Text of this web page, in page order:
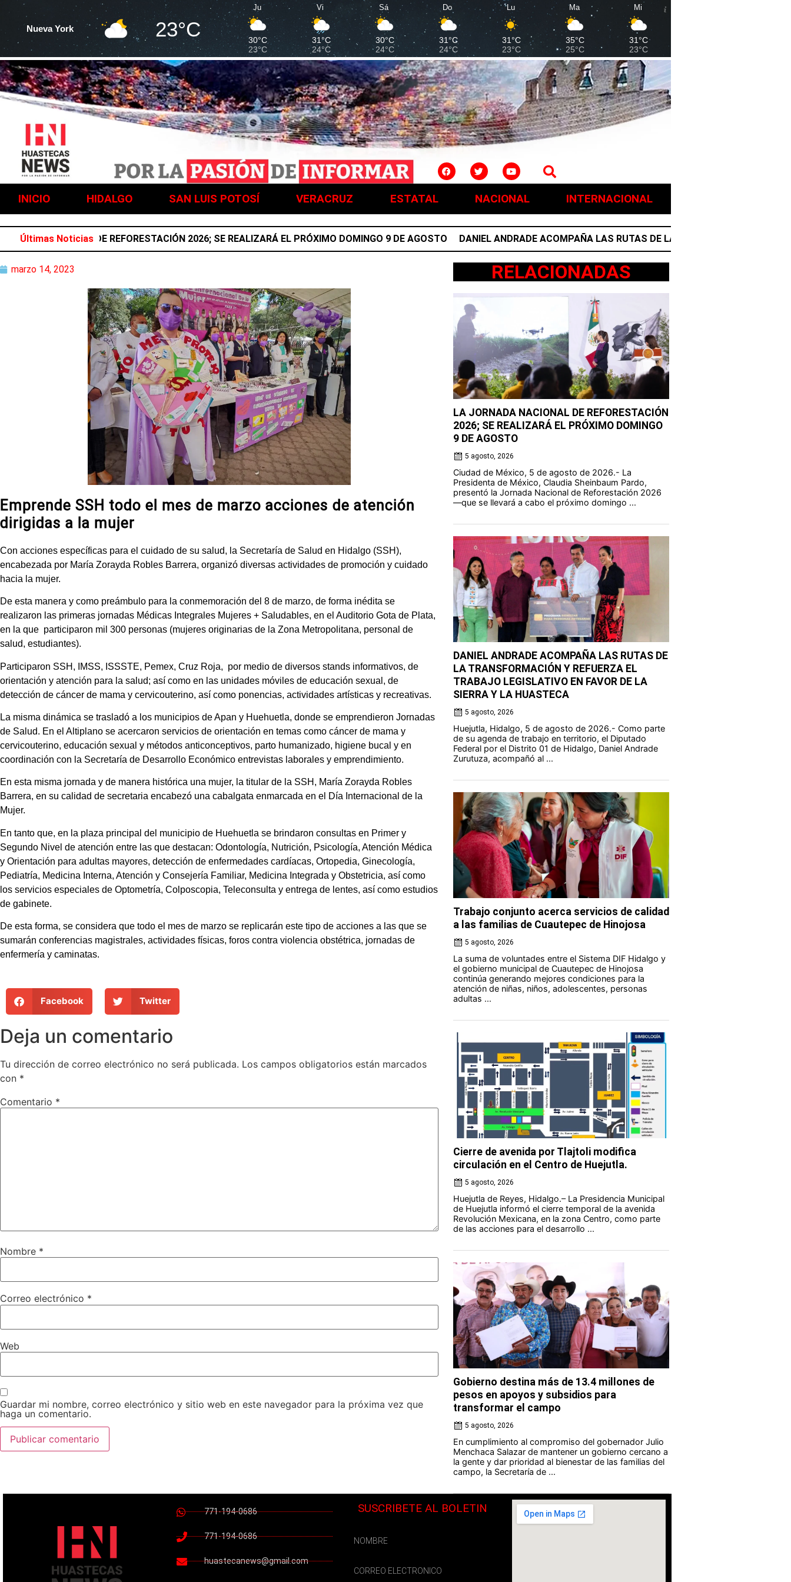
Nueva York 23°C
Ju
30°C
23°C
Vi
31°C
24°C
Sá
30°C
24°C
Do
31°C
24°C
Lu
31°C
23°C
Ma
35°C
25°C
Mi
31°C
23°C
INICIO HIDALGO SAN LUIS POTOSÍ VERACRUZ ESTATAL NACIONAL INTERNACIONAL
Últimas Noticias
NACIONAL DE REFORESTACIÓN 2026; SE REALIZARÁ EL PRÓXIMO DOMINGO 9 DE AGOSTO DANIEL ANDRADE ACOMPAÑA LAS RUTAS DE LA TRANSFORMACIÓN Y
marzo 14, 2023
Emprende SSH todo el mes de marzo acciones de atención
dirigidas a la mujer
Con acciones específicas para el cuidado de su salud, la Secretaría de Salud en Hidalgo (SSH),
encabezada por María Zorayda Robles Barrera, organizó diversas actividades de promoción y cuidado
hacia la mujer.
De esta manera y como preámbulo para la conmemoración del 8 de marzo, de forma inédita se
realizaron las primeras jornadas Médicas Integrales Mujeres + Saludables, en el Auditorio Gota de Plata,
en la que participaron mil 300 personas (mujeres originarias de la Zona Metropolitana, personal de
salud, estudiantes).
Participaron SSH, IMSS, ISSSTE, Pemex, Cruz Roja, por medio de diversos stands informativos, de
orientación y atención para la salud; así como en las unidades móviles de educación sexual, de
detección de cáncer de mama y cervicouterino, así como ponencias, actividades artísticas y recreativas.
La misma dinámica se trasladó a los municipios de Apan y Huehuetla, donde se emprendieron Jornadas
de Salud. En el Altiplano se acercaron servicios de orientación en temas como cáncer de mama y
cervicouterino, educación sexual y métodos anticonceptivos, parto humanizado, higiene bucal y en
coordinación con la Secretaría de Desarrollo Económico entrevistas laborales y emprendimiento.
En esta misma jornada y de manera histórica una mujer, la titular de la SSH, María Zorayda Robles
Barrera, en su calidad de secretaria encabezó una cabalgata enmarcada en el Día Internacional de la
Mujer.
En tanto que, en la plaza principal del municipio de Huehuetla se brindaron consultas en Primer y
Segundo Nivel de atención entre las que destacan: Odontología, Nutrición, Psicología, Atención Médica
y Orientación para adultas mayores, detección de enfermedades cardíacas, Ortopedia, Ginecología,
Pediatría, Medicina Interna, Atención y Consejería Familiar, Medicina Integrada y Obstetricia, así como
los servicios especiales de Optometría, Colposcopia, Teleconsulta y entrega de lentes, así como estudios
de gabinete.
De esta forma, se considera que todo el mes de marzo se replicarán este tipo de acciones a las que se
sumarán conferencias magistrales, actividades físicas, foros contra violencia obstétrica, jornadas de
enfermería y caminatas.
Facebook Twitter
Deja un comentario
Tu dirección de correo electrónico no será publicada. Los campos obligatorios están marcados
con *
Comentario *
Nombre *
Correo electrónico *
Web
Guardar mi nombre, correo electrónico y sitio web en este navegador para la próxima vez que
haga un comentario.
RELACIONADAS
LA JORNADA NACIONAL DE REFORESTACIÓN
2026; SE REALIZARÁ EL PRÓXIMO DOMINGO
9 DE AGOSTO
5 agosto, 2026
Ciudad de México, 5 de agosto de 2026.- La
Presidenta de México, Claudia Sheinbaum Pardo,
presentó la Jornada Nacional de Reforestación 2026
—que se llevará a cabo el próximo domingo ...
DANIEL ANDRADE ACOMPAÑA LAS RUTAS DE
LA TRANSFORMACIÓN Y REFUERZA EL
TRABAJO LEGISLATIVO EN FAVOR DE LA
SIERRA Y LA HUASTECA
5 agosto, 2026
Huejutla, Hidalgo, 5 de agosto de 2026.- Como parte
de su agenda de trabajo en territorio, el Diputado
Federal por el Distrito 01 de Hidalgo, Daniel Andrade
Zurutuza, acompañó al ...
Trabajo conjunto acerca servicios de calidad
a las familias de Cuautepec de Hinojosa
5 agosto, 2026
La suma de voluntades entre el Sistema DIF Hidalgo y
el gobierno municipal de Cuautepec de Hinojosa
continúa generando mejores condiciones para la
atención de niñas, niños, adolescentes, personas
adultas ...
Cierre de avenida por Tlajtoli modifica
circulación en el Centro de Huejutla.
5 agosto, 2026
Huejutla de Reyes, Hidalgo.– La Presidencia Municipal
de Huejutla informó el cierre temporal de la avenida
Revolución Mexicana, en la zona Centro, como parte
de las acciones para el desarrollo ...
Gobierno destina más de 13.4 millones de
pesos en apoyos y subsidios para
transformar el campo
5 agosto, 2026
En cumplimiento al compromiso del gobernador Julio
Menchaca Salazar de mantener un gobierno cercano a
la gente y dar prioridad al bienestar de las familias del
campo, la Secretaría de ...
771-194-0686
771-194-0686
huastecanews@gmail.com
SUSCRIBETE AL BOLETIN